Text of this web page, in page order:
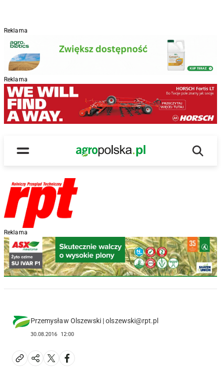
Reklama
Reklama
Menu
Main Logo
Reklama
Przemysław Olszewski | olszewski@rpt.pl
30.08.2016 12:00